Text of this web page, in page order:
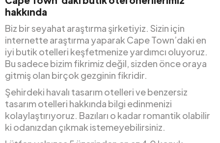
hakkında
Biz bir seyahat araştırma şirketiyiz. Sizin için
internette araştırma yaparak Cape Town’daki en
iyi butik otelleri keşfetmenize yardımcı oluyoruz.
Bu sadece bizim fikrimiz değil, sizden önce oraya
gitmiş olan birçok gezginin fikridir.
Şehirdeki havalı tasarım otelleri ve benzersiz
tasarım otelleri hakkında bilgi edinmenizi
kolaylaştırıyoruz. Bazıları o kadar romantik olabilir
ki odanızdan çıkmak istemeyebilirsiniz.